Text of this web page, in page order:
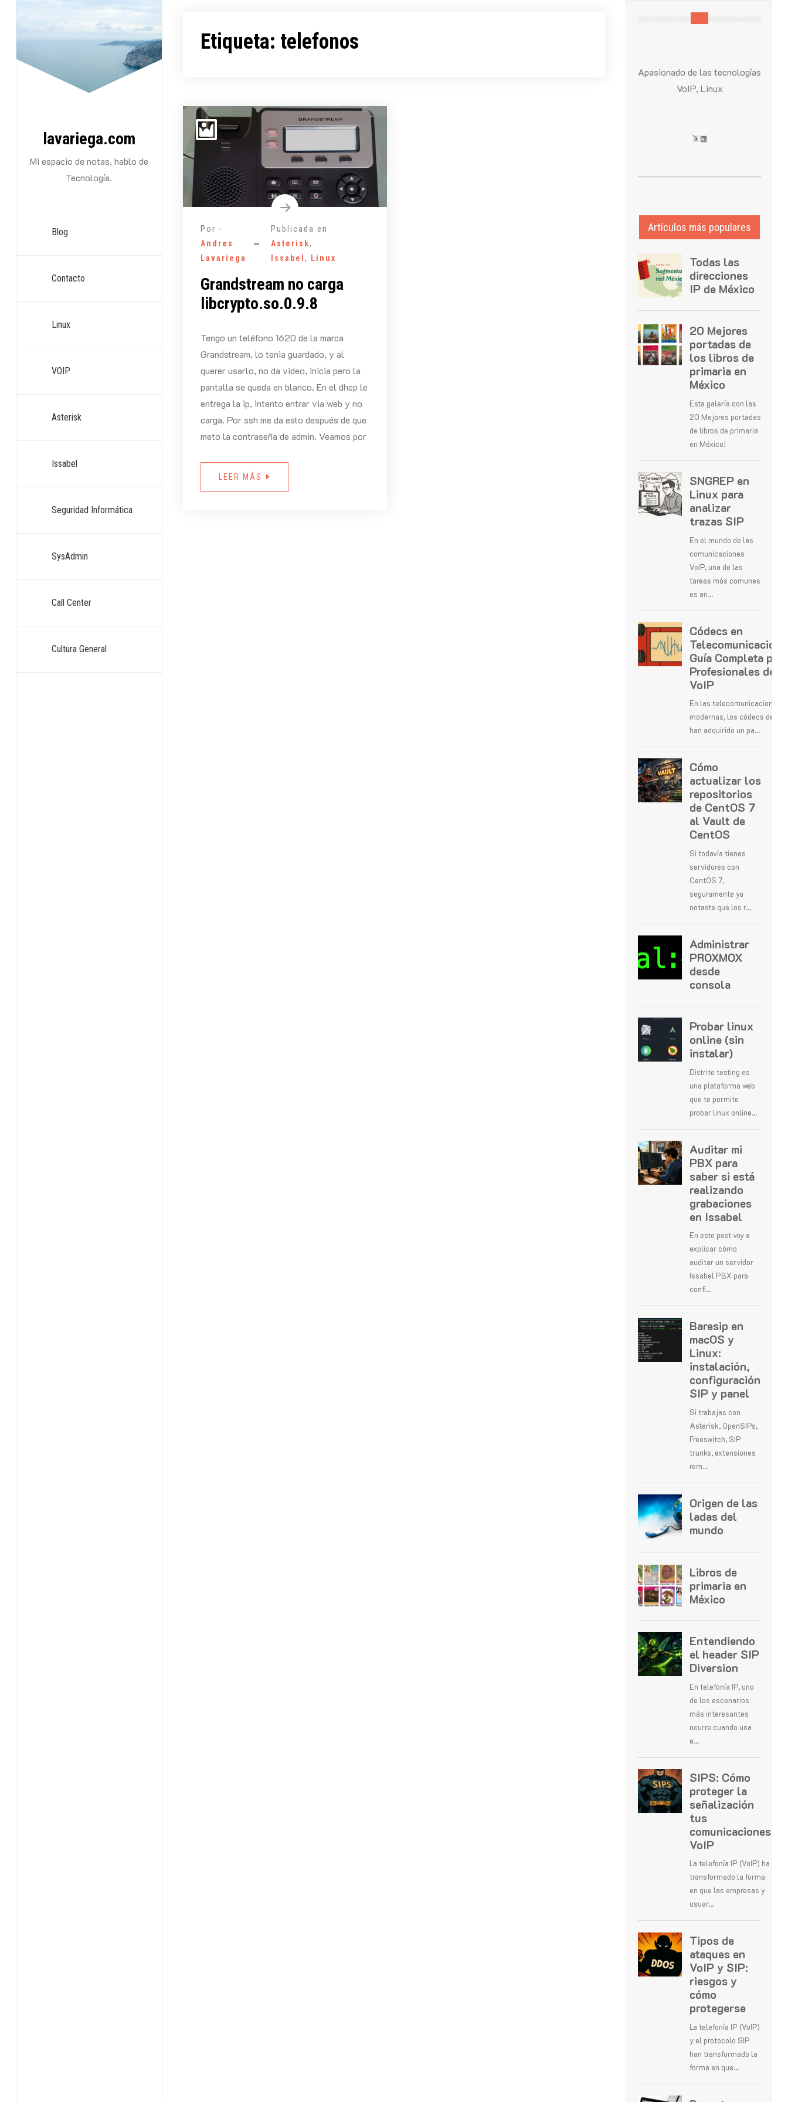
contenido
lavariega.com
Mi espacio de notas, hablo de
Tecnología.
Blog
Contacto
Linux
VOIP
Asterisk
Issabel
Seguridad Informática
SysAdmin
Call Center
Cultura General
Etiqueta: telefonos
Por -
Andres
Lavariega
Publicada en
Asterisk,
Issabel, Linux
Grandstream no carga
libcrypto.so.0.9.8
Tengo un teléfono 1620 de la marca
Grandstream, lo tenia guardado, y al
querer usarlo, no da video, inicia pero la
pantalla se queda en blanco. En el dhcp le
entrega la ip, intento entrar via web y no
carga. Por ssh me da esto después de que
meto la contraseña de admin. Veamos por
LEER MÁS
Apasionado de las tecnologías
VoIP, Linux
X
Artículos más populares